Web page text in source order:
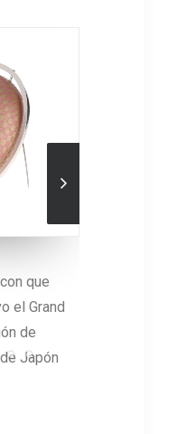
la
de mopa